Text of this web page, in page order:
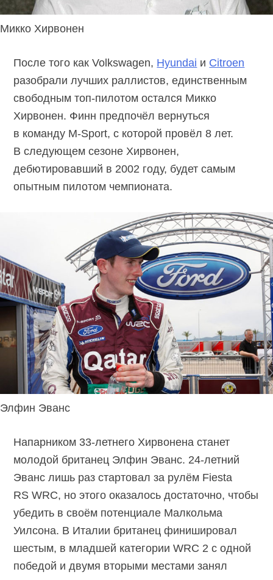
Микко Хирвонен
После того как Volkswagen, Hyundai и Citroen
разобрали лучших раллистов, единственным
свободным топ-пилотом остался Микко
Хирвонен. Финн предпочёл вернуться
в команду M-Sport, с которой провёл 8 лет.
В следующем сезоне Хирвонен,
дебютировавший в 2002 году, будет самым
опытным пилотом чемпионата.
Элфин Эванс
Напарником 33-летнего Хирвонена станет
молодой британец Элфин Эванс. 24-летний
Эванс лишь раз стартовал за рулём Fiesta
RS WRC, но этого оказалось достаточно, чтобы
убедить в своём потенциале Малкольма
Уилсона. В Италии британец финишировал
шестым, в младшей категории WRC 2 с одной
победой и двумя вторыми местами занял